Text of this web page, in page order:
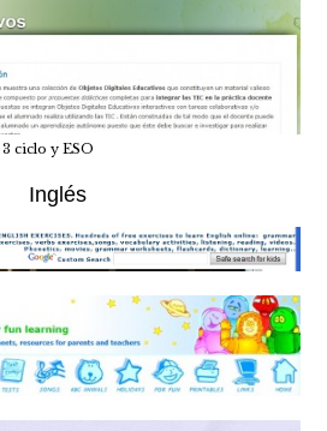
ciclo y ESO
Inglés